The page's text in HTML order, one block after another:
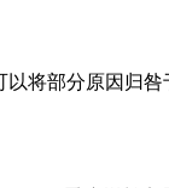
将部分原因归咎